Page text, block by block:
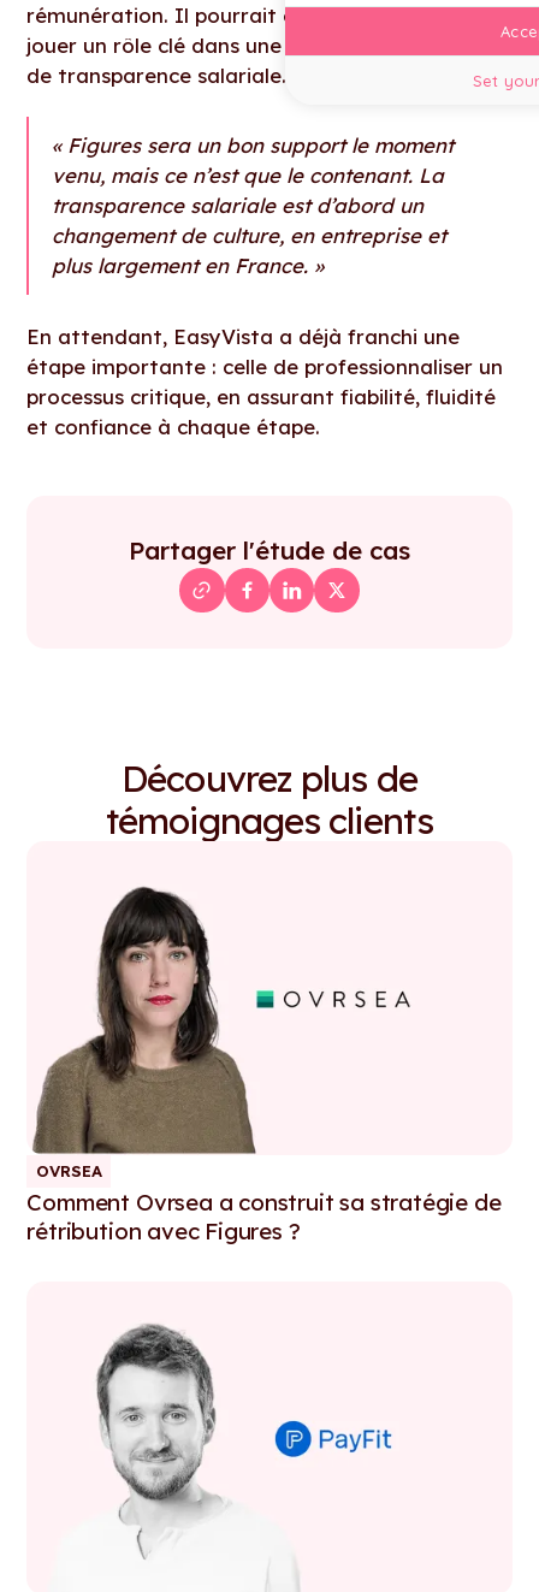
rémunération. Il pourrait également, à terme,
jouer un rôle clé dans une démarche plus large
de transparence salariale.
« Figures sera un bon support le moment
venu, mais ce n’est que le contenant. La
transparence salariale est d’abord un
changement de culture, en entreprise et
plus largement en France. »
En attendant, EasyVista a déjà franchi une
étape importante : celle de professionnaliser un
processus critique, en assurant fiabilité, fluidité
et confiance à chaque étape.
Partager l'étude de cas
Découvrez plus de
témoignages clients
OVRSEA
Comment Ovrsea a construit sa stratégie de
rétribution avec Figures ?
Set